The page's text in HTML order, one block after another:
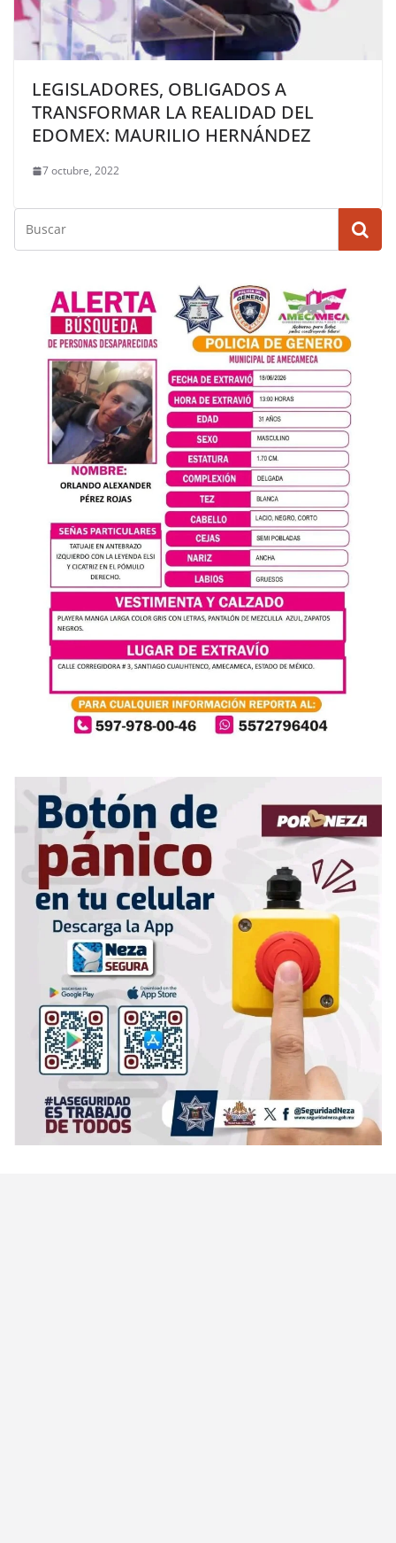
LEGISLADORES, OBLIGADOS A
TRANSFORMAR LA REALIDAD DEL
EDOMEX: MAURILIO HERNÁNDEZ
7 octubre, 2022